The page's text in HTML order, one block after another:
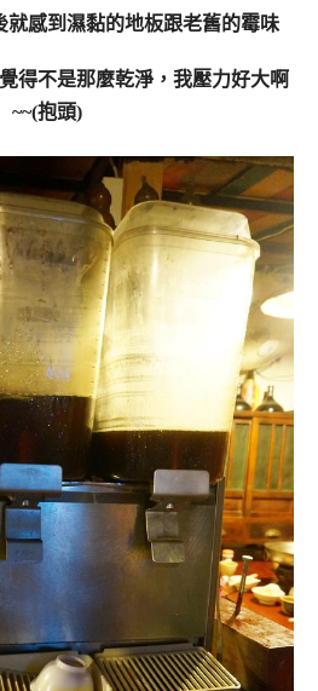
就感到濕黏的地板跟老舊的霉味
得不是那麼乾淨，我壓力好大啊
~~(抱頭)